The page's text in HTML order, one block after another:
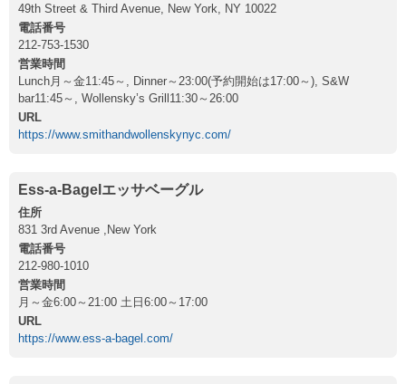
49th Street & Third Avenue, New York, NY 10022
電話番号
212-753-1530
営業時間
Lunch月～金11:45～, Dinner～23:00(予約開始は17:00～), S&W
bar11:45～, Wollensky’s Grill11:30～26:00
URL
https://www.smithandwollenskynyc.com/
Ess-a-Bagelエッサベーグル
住所
831 3rd Avenue ,New York
電話番号
212-980-1010
営業時間
月～金6:00～21:00 土日6:00～17:00
URL
https://www.ess-a-bagel.com/